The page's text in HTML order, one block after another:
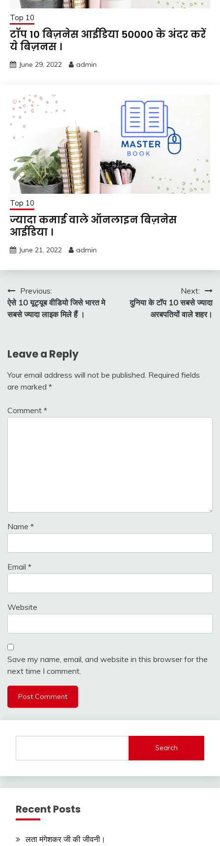
Top 10
टॉप 10 बिज़नेस आईडिया 50000 के अंदर करें
ये बिज़नस ।
June 29, 2022 admin
Top 10
ज्यादा कमाई वाले ऑनलाइन बिज़नेस
आईडिया ।
June 21, 2022 admin
Post
navigation
Previous:
ऐसे 10 यूट्यूब वीडियो जिसे भारत मे
सबसे ज्यादा लाइक मिले हैं ।
Next:
दुनिया के टॉप 10 सबसे ज्यादा
अरबपतियों वाले शहर।
Leave a Reply
Your email address will not be published. Required fields
are marked *
Comment *
Name *
Email *
Website
Save my name, email, and website in this browser for the
next time I comment.
Search
Recent Posts
लता मंगेशकर जी की जीवनी।